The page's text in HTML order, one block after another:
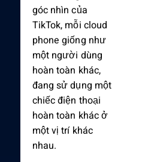
góc nhìn của
TikTok, mỗi cloud
phone giống như
một người dùng
hoàn toàn khác,
đang sử dụng một
chiếc điện thoại
hoàn toàn khác ở
một vị trí khác
nhau.